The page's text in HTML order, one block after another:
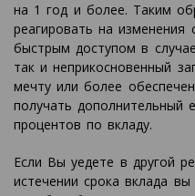
на 1 год и более. Таким
реагировать на изменения
быстрым доступом в
так и неприкосновенный
мечту или более
получать
процентов по вкладу.
Если Вы уедете в другой
истечении срока вклада